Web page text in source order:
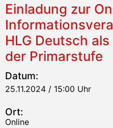
Einladung zur
HLG Deutsch
der Primarstufe
Datum:
25.11.2024 / 15:00 Uhr
Ort:
Online